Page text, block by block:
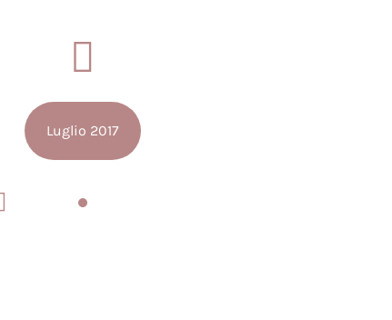
Luglio 2017